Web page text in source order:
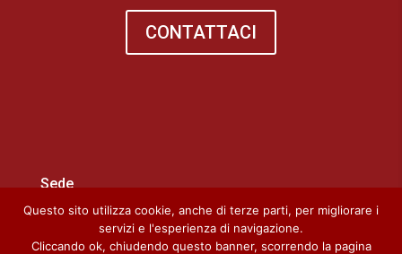
CONTATTACI
Sede
Dietre Srl con socio unico
Loc. Prai de Ponte, 2
Questo sito utilizza cookie, anche di terze parti, per migliorare i
servizi e l'esperienza di navigazione.
Cliccando ok, chiudendo questo banner, scorrendo la pagina